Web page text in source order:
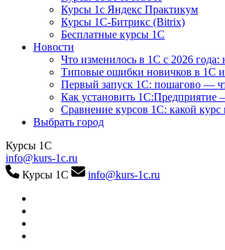
Курсы 1с Яндекс Практикум
Курсы 1С-Битрикс (Bitrix)
Бесплатные курсы 1С
Новости
Что изменилось в 1С с 2026 года:
Типовые ошибки новичков в 1С и
Первый запуск 1С: пошагово —
Как установить
Сравнение курсов 1С: какой курс
Выбрать город
Курсы 1С
info@kurs-1c.ru
Курсы 1С
info@kurs-1c.ru